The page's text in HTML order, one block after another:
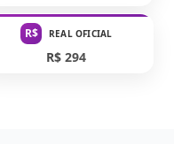
R$ REAL OFICIAL
R$ 294